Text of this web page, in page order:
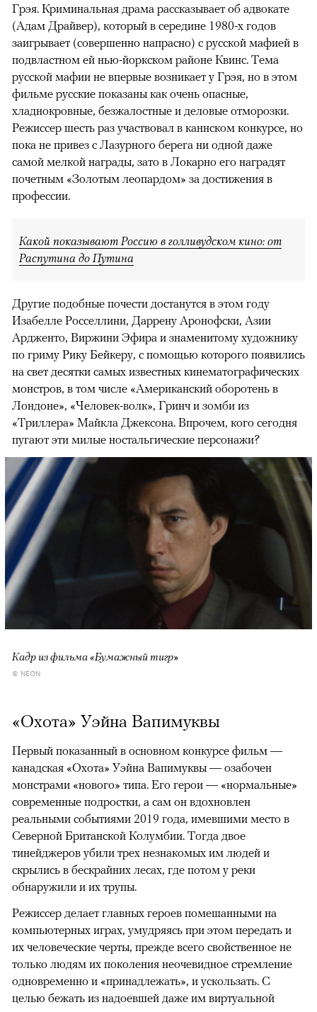
Грэя. Криминальная драма рассказывает об адвокате
(Адам Драйвер), который в середине 1980-х годов
заигрывает (совершенно напрасно) с русской мафией в
подвластном ей нью-йоркском районе Квинс. Тема
русской мафии не впервые возникает у Грэя, но в этом
фильме русские показаны как очень опасные,
хладнокровные, безжалостные и деловые отморозки.
Режиссер шесть раз участвовал в каннском конкурсе, но
пока не привез с Лазурного берега ни одной даже
самой мелкой награды, зато в Локарно его наградят
почетным «Золотым леопардом» за достижения в
профессии.
Какой показывают Россию в голливудском кино: от
Распутина до Путина
Другие подобные почести достанутся в этом году
Изабелле Росселлини, Даррену Аронофски, Азии
Ардженто, Виржини Эфира и знаменитому художнику
по гриму Рику Бейкеру, с помощью которого появились
на свет десятки самых известных кинематографических
монстров, в том числе «Американский оборотень в
Лондоне», «Человек-волк», Гринч и зомби из
«Триллера» Майкла Джексона. Впрочем, кого сегодня
пугают эти милые ностальгические персонажи?
Кадр из фильма «Бумажный тигр»
© NEON
«Охота» Уэйна Вапимуквы
Первый показанный в основном конкурсе фильм —
канадская «Охота» Уэйна Вапимуквы — озабочен
монстрами «нового» типа. Его герои — «нормальные»
современные подростки, а сам он вдохновлен
реальными событиями 2019 года, имевшими место в
Северной Британской Колумбии. Тогда двое
тинейджеров убили трех незнакомых им людей и
скрылись в бескрайних лесах, где потом у реки
обнаружили и их трупы.
Режиссер делает главных героев помешанными на
компьютерных играх, умудряясь при этом передать и
их человеческие черты, прежде всего свойственное не
только людям их поколения неочевидное стремление
одновременно и «принадлежать», и ускользать. С
целью бежать из надоевшей даже им виртуальной